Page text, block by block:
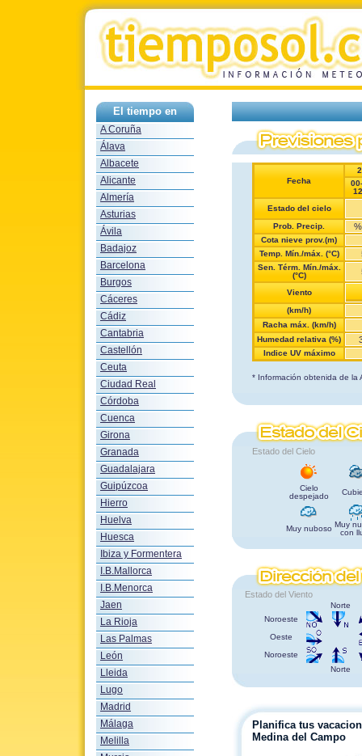
El tiempo en
A Coruña
Álava
Albacete
Alicante
Almería
Asturias
Ávila
Badajoz
Barcelona
Burgos
Cáceres
Cádiz
Cantabria
Castellón
Ceuta
Ciudad Real
Córdoba
Cuenca
Girona
Granada
Guadalajara
Guipúzcoa
Hierro
Huelva
Huesca
Ibiza y Formentera
I.B.Mallorca
I.B.Menorca
Jaen
La Rioja
Las Palmas
León
Lleida
Lugo
Madrid
Málaga
Melilla
Fecha
12
Estado del cielo
Prob. Precip.
%
Cota nieve prov.(m)
Temp. Mín./máx. (°C)
Sen. Térm. Mín./máx.
(°C)
Viento
(km/h)
Racha máx. (km/h)
Humedad relativa (%)
Indice UV máximo
* Información obtenida de la
Estado del Cielo
Cielo
despejado
Muy nuboso Muy
con
Estado del Viento
Norte
Noroeste
Oeste
Noroeste
Norte
Planifica tus
Medina del Campo